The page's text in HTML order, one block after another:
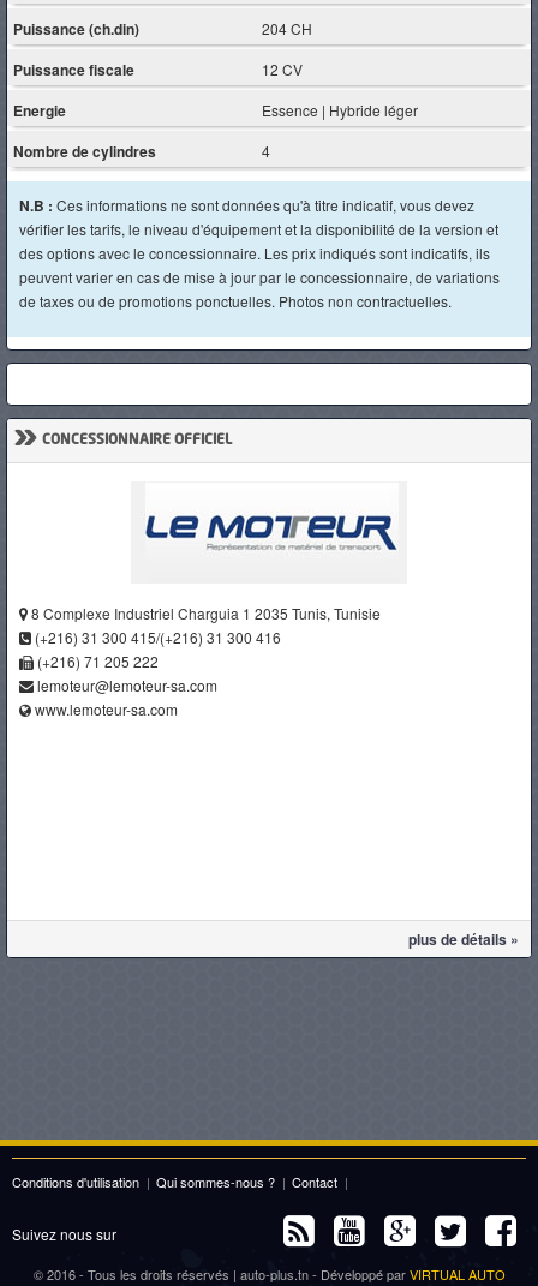
Puissance (ch.din) 204 CH
Puissance fiscale 12 CV
Energie Essence | Hybride léger
Nombre de cylindres 4
N.B : Ces informations ne sont données qu'à titre indicatif, vous devez
vérifier les tarifs, le niveau d'équipement et la disponibilité de la version et
des options avec le concessionnaire. Les prix indiqués sont indicatifs, ils
peuvent varier en cas de mise à jour par le concessionnaire, de variations
de taxes ou de promotions ponctuelles. Photos non contractuelles.
» CONCESSIONNAIRE OFFICIEL
8 Complexe Industriel Charguia 1 2035 Tunis, Tunisie
(+216) 31 300 415/(+216) 31 300 416
(+216) 71 205 222
lemoteur@lemoteur-sa.com
www.lemoteur-sa.com
plus de détails »
Conditions d'utilisation | Qui sommes-nous ? | Contact |
Suivez nous sur
© 2016 - Tous les droits réservés | auto-plus.tn - Développé parVIRTUAL AUTO